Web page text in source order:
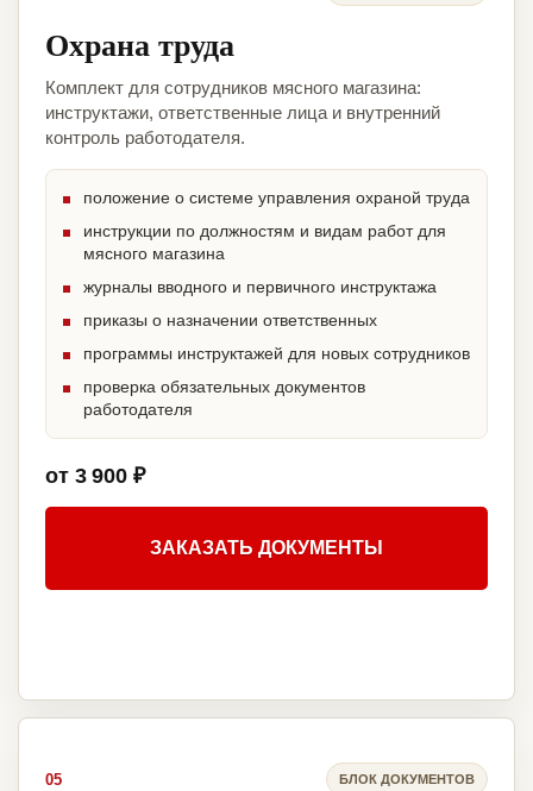
Охрана труда
Комплект для сотрудников мясного магазина:
инструктажи, ответственные лица и внутренний
контроль работодателя.
положение о системе управления охраной труда
инструкции по должностям и видам работ для
мясного магазина
журналы вводного и первичного инструктажа
приказы о назначении ответственных
программы инструктажей для новых сотрудников
проверка обязательных документов
работодателя
от 3 900 ₽
ЗАКАЗАТЬ ДОКУМЕНТЫ
05 БЛОК ДОКУМЕНТОВ